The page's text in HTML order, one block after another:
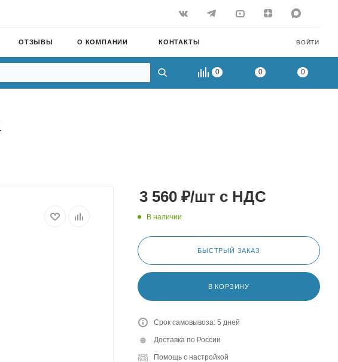
ВОЙТИ
ОТЗЫВЫ О КОМПАНИИ КОНТАКТЫ
0 0 0
3 560 ₽/шт с НДС
В наличии
БЫСТРЫЙ ЗАКАЗ
В КОРЗИНУ
Срок самовывоза: 5 дней
Доставка по России
Помощь с настройкой